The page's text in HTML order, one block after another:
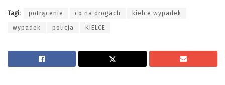
Tagi: potrącenie co na drogach kielce wypadek
wypadek policja KIELCE